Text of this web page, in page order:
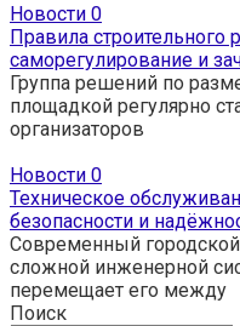
Новости 0
Правила строительного
саморегулирование и
Группа решений по
площадкой регулярно
организаторов
Новости 0
Техническое
безопасности и
Современный
сложной инженерной
перемещает его между
Поиск